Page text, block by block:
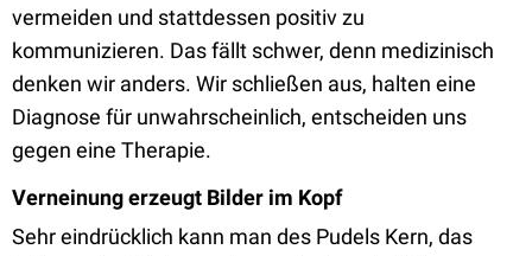
vermeiden und stattdessen positiv zu
kommunizieren. Das fällt schwer, denn medizinisch
denken wir anders. Wir schließen aus, halten eine
Diagnose für unwahrscheinlich, entscheiden uns
gegen eine Therapie.
Verneinung erzeugt Bilder im Kopf
Sehr eindrücklich kann man des Pudels Kern, das